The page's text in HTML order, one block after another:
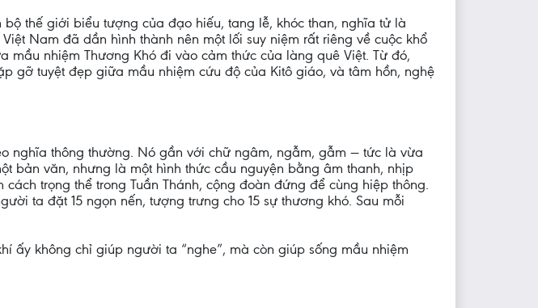
thế giới biểu tượng của đạo hiếu, tang lễ, khóc than, nghĩa tử là
Nam đã dần hình thành nên một lối suy niệm rất riêng về cuộc khổ
nhiệm Thương Khó đi vào cảm thức của làng quê Việt. Từ đó,
gỡ tuyệt đẹp giữa mầu nhiệm cứu độ của Kitô giáo, và tâm hồn, nghệ
nghĩa thông thường. Nó gần với chữ ngâm, ngẫm, gẫm — tức là vừa
bản văn, nhưng là một hình thức cầu nguyện bằng âm thanh, nhịp
trọng thể trong Tuần Thánh, cộng đoàn đứng để cùng hiệp thông.
ta đặt 15 ngọn nến, tượng trưng cho 15 sự thương khó. Sau mỗi
ấy không chỉ giúp người ta “nghe”, mà còn giúp sống mầu nhiệm